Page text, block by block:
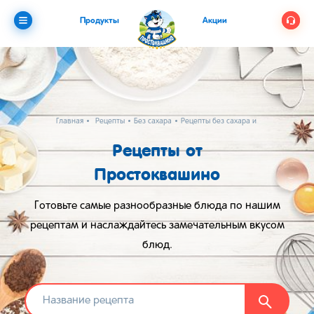
Продукты Акции
Главная Рецепты Без сахара Рецепты без сахара и яиц
Рецепты от
Простоквашино
Готовьте самые разнообразные блюда по нашим
рецептам и наслаждайтесь замечательным вкусом
блюд.
Найти